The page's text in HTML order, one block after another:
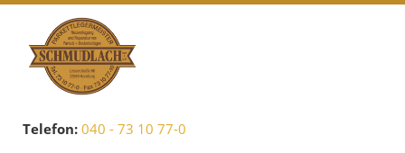
Telefon: 040 - 73 10 77-0